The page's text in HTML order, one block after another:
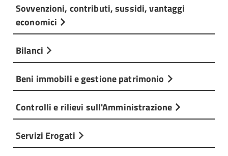
Sovvenzioni, contributi, sussidi, vantaggi
economici
Bilanci
Beni immobili e gestione patrimonio
Controlli e rilievi sull'Amministrazione
Servizi Erogati